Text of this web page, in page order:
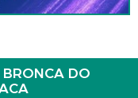
DO